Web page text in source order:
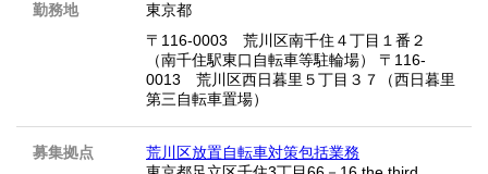
勤務地
東京都
〒116-0003 荒川区南千住４丁目１番２
（南千住駅東口自転車等駐輪場） 〒116-
0013 荒川区西日暮里５丁目３７（西日暮里
第三自転車置場）
募集拠点
荒川区放置自転車対策包括業務